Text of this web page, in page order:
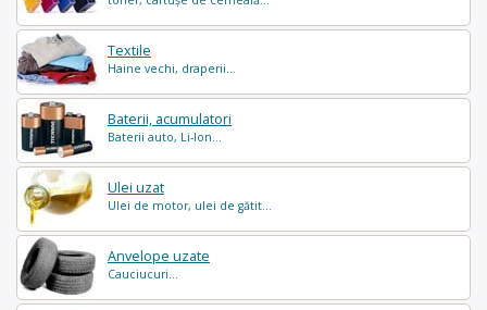
Textile
Haine vechi, draperii...
Baterii, acumulatori
Baterii auto, Li-Ion...
Ulei uzat
Ulei de motor, ulei de gătit...
Anvelope uzate
Cauciucuri...